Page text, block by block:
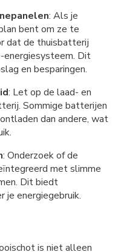
: Als je
bent om ze te
dat de thuisbatterij
energiesysteem. Dit
en besparingen.
: Let op de laad- en
Sommige batterijen
dan andere, wat
: Onderzoek of de
met slimme
Dit biedt
je energiegebruik.
is niet alleen